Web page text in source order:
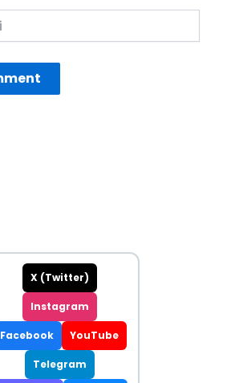
X (Twitter)
Instagram
Facebook YouTube
Telegram